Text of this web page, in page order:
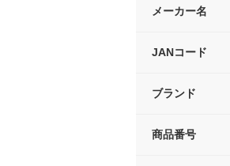
メーカー名
JANコード
ブランド
商品番号